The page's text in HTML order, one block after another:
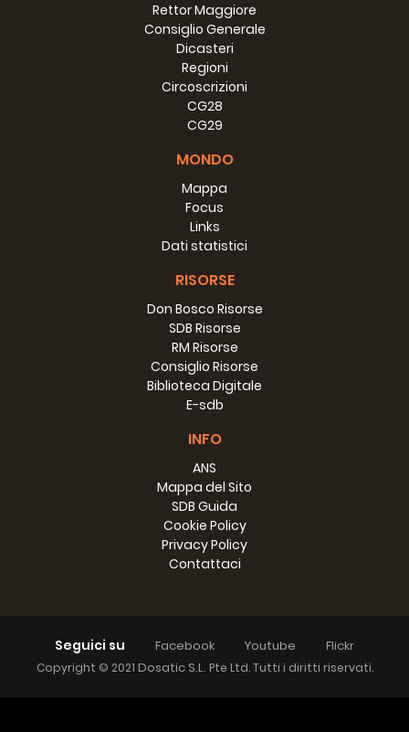
Rettor Maggiore
Consiglio Generale
Dicasteri
Regioni
Circoscrizioni
CG28
CG29
MONDO
Mappa
Focus
Links
Dati statistici
RISORSE
Don Bosco Risorse
SDB Risorse
RM Risorse
Consiglio Risorse
Biblioteca Digitale
E-sdb
INFO
ANS
Mappa del Sito
SDB Guida
Cookie Policy
Privacy Policy
Contattaci
Seguici su Facebook Youtube Flickr
Copyright © 2021 Dosatic S.L. Pte Ltd. Tutti i diritti riservati.